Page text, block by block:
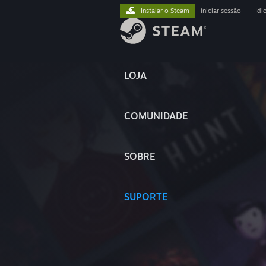
LOJA
COMUNIDADE
SOBRE
SUPORTE
Instalar o Steam iniciar sessão